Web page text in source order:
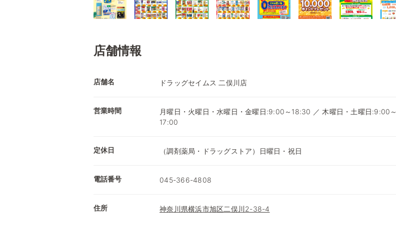
店舗情報
店舗名 ドラッグセイムス 二俣川店
営業時間
月曜日・火曜日・水曜日・金曜日:9:00～18:30 ／ 木曜日・土曜日:9:00～
17:00
定休日 （調剤薬局・ドラッグストア）日曜日・祝日
電話番号 045-366-4808
住所 神奈川県横浜市旭区二俣川2-38-4